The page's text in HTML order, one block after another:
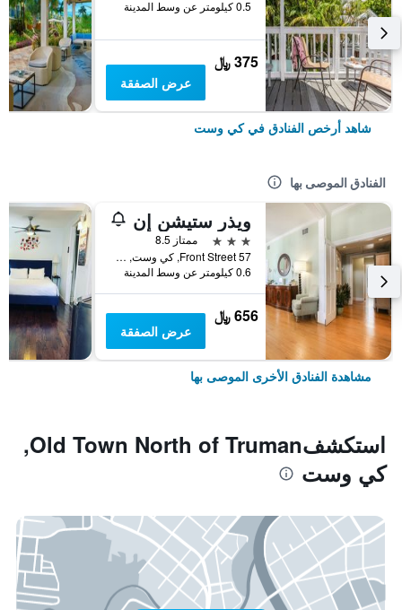
0.5 كيلومتر عن وسط المدينة
375 ﷼
عرض الصفقة
شاهد أرخص الفنادق في كي وست
الفنادق الموصى بها
ويذر ستيشن إن
3 نجوم
ممتاز 8.5
57 Front Street, كي وست, FL, الولايات المتحدة الأميريكية
0.6 كيلومتر عن وسط المدينة
656 ﷼
عرض الصفقة
مشاهدة الفنادق الأخرى الموصى بها
استكشفOld Town North of Truman,
كي وست